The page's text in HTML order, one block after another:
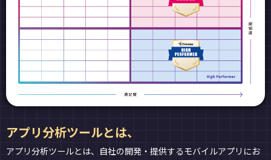
アプリ分析ツールとは、
アプリ分析ツールとは、自社の開発・提供するモバイルアプリにお